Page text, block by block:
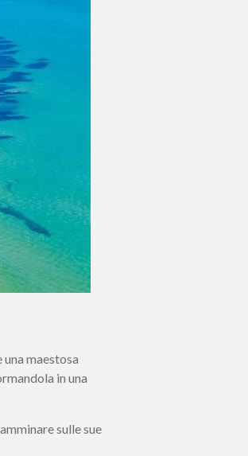
una maestosa
in una
sulle sue